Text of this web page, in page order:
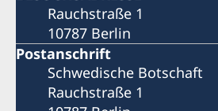
Rauchstraße 1
10787 Berlin
Postanschrift
Schwedische Botschaft
Rauchstraße 1